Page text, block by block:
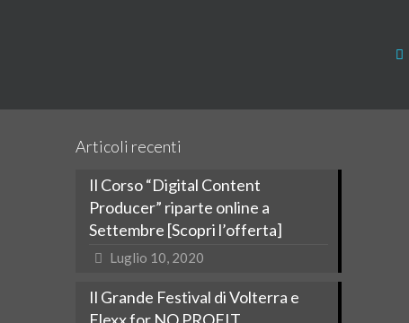
Articoli recenti
Il Corso “Digital Content
Producer” riparte online a
Settembre [Scopri l’offerta]
Luglio 10, 2020
Il Grande Festival di Volterra e